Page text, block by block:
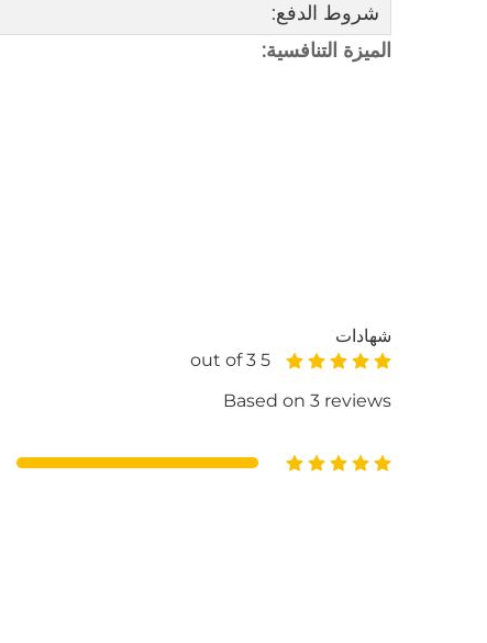
شروط الدفع:
الميزة التنافسية:
شهادات
5 out of 3
Based on 3 reviews